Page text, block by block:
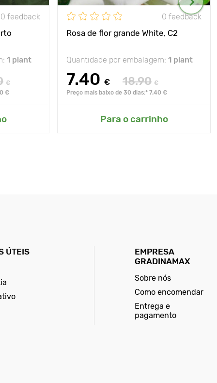
0 feedback
1 plant
€
€
0 feedback
Rosa de flor grande White, C2
Quantidade por embalagem: 1 plant
7.40 € 18.90 €
Preço mais baixo de 30 dias:* 7.40 €
Para o carrinho
ÚTEIS
EMPRESA
GRADINAMAX
Sobre nós
Como encomendar
Entrega e
pagamento